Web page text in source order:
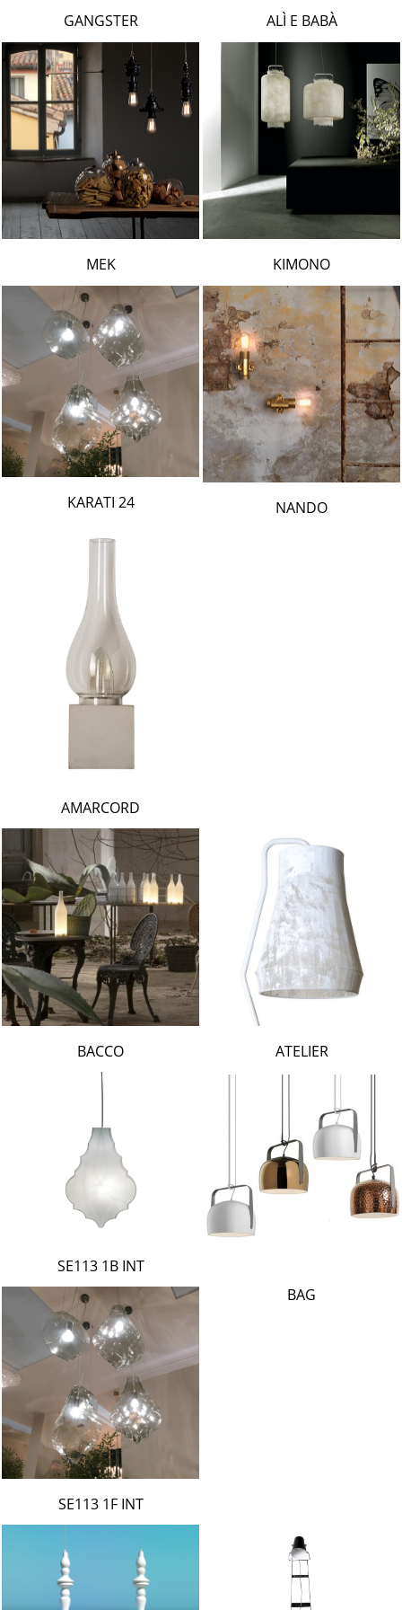
PORSCHE
CATELLANI & SMITH
VIABIZZUNO
ALÌ E BABÀ
GANGSTER
KIMONO
MEK
NANDO
24 KARATI
AMARCORD
ATELIER
BACCO
BAG
SE113 1B INT
SE113 1F INT